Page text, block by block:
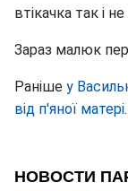
втікачка так і
Зараз малюк
Раніше у
від п'яної матері.